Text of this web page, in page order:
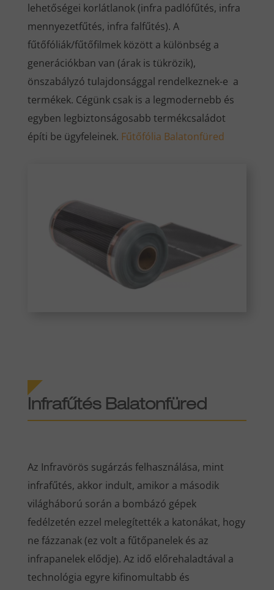
lehetőségei korlátlanok (infra padlófűtés, infra
mennyezetfűtés, infra falfűtés). A
fűtőfóliák/fűtőfilmek között a különbség a
generációkban van (árak is tükrözik),
önszabályzó tulajdonsággal rendelkeznek-e a
termékek. Cégünk csak is a legmodernebb és
egyben legbiztonságosabb termékcsaládot
építi be ügyfeleinek. Fűtőfólia Balatonfüred
Infrafűtés Balatonfüred
Az Infravörös sugárzás felhasználása, mint
infrafűtés, akkor indult, amikor a második
világháború során a bombázó gépek
fedélzetén ezzel melegítették a katonákat, hogy
ne fázzanak (ez volt a fűtőpanelek és az
infrapanelek elődje). Az idő előrehaladtával a
technológia egyre kifinomultabb és